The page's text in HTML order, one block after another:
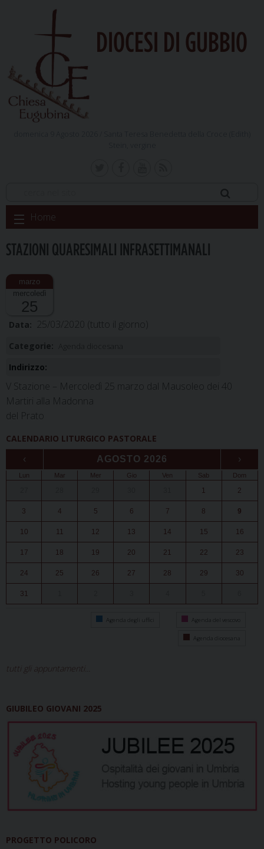
DIOCESI DI GUBBIO
Skip
to
Home
STAZIONI QUARESIMALI INFRASETTIMANALI
mercoledì
25
Data: 25/03/2020 (tutto il giorno)
Categorie:
Indirizzo:
V Stazione – Mercoledì 25 marzo dal Mausoleo dei 40
Martiri alla Madonna
del Prato
CALENDARIO LITURGICO PASTORALE
‹ AGOSTO 2026 ›
Lun Mar Mer Gio Ven Sab Dom
1 2
3 4 5 6 7 8 9
10 11 12 13 14 15 16
17 18 19 20 21 22 23
24 25 26 27 28 29 30
31
Agenda degli uffici Agenda del vescovo
Agenda diocesana
tutti gli appuntamenti...
GIUBILEO GIOVANI 2025
PROGETTO POLICORO